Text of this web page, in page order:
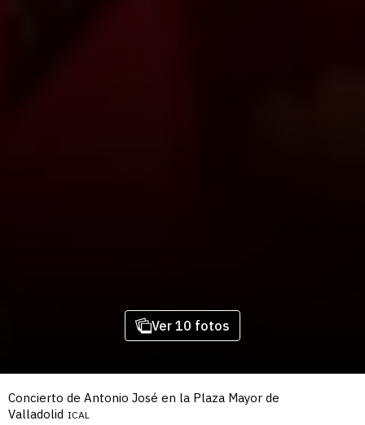
Ver 10 fotos
Concierto de Antonio José en la Plaza Mayor de
Valladolid ICAL